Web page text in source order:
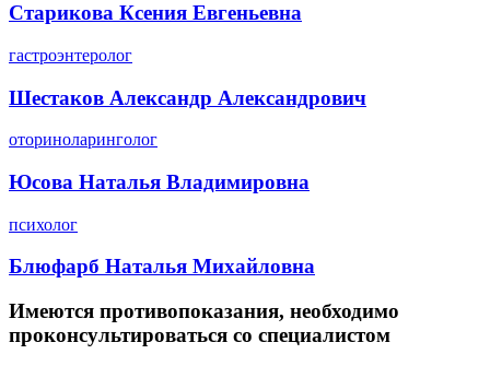
Старикова Ксения Евгеньевна
гастроэнтеролог
Шестаков Александр Александрович
оториноларинголог
Юсова Наталья Владимировна
психолог
Блюфарб Наталья Михайловна
Имеются противопоказания, необходимо
проконсультироваться со специалистом